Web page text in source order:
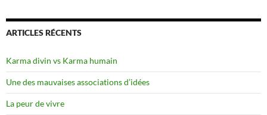
ARTICLES RÉCENTS
Karma divin vs Karma humain
Une des mauvaises associations d’idées
La peur de vivre